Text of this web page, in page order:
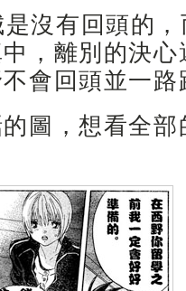
沒有回頭的
，離別的決
會回頭並一路
圖，想看全